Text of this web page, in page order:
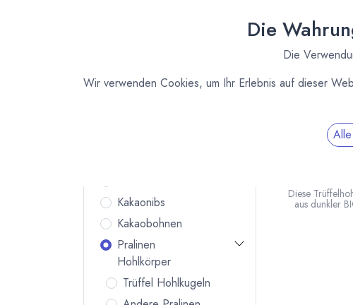
Bio Fruchtpulver
Kakaonibs
Kakaobohnen
Pralinen
Hohlkörper
Trüffel Hohlkugeln
HOMBORG
Diese
aus dunkler
Die
Die
Wir verwenden Cookies, um Ihr Erlebnis auf dieser